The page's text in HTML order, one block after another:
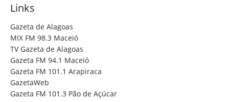
Links
Gazeta de Alagoas
MIX FM 98.3 Maceió
TV Gazeta de Alagoas
Gazeta FM 94.1 Maceió
Gazeta FM 101.1 Arapiraca
GazetaWeb
Gazeta FM 101.3 Pão de Açúcar